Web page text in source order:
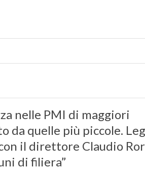
nelle PMI di maggiori
da quelle più piccole.
il direttore Claudio
di filiera”